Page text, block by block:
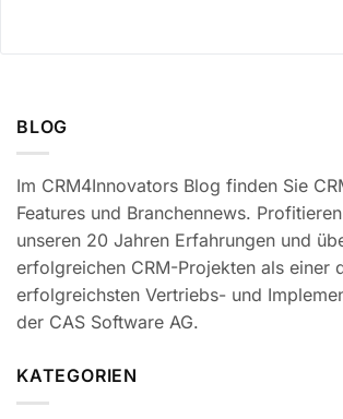
BLOG
Im CRM4Innovators Blog finden Sie
Features und Branchennews.
unseren 20 Jahren Erfahrungen und
erfolgreichen CRM-Projekten als einer
erfolgreichsten Vertriebs- und
der CAS Software AG.
KATEGORIEN